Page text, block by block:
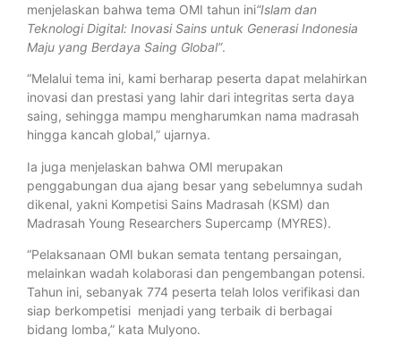
menjelaskan bahwa tema OMI tahun ini“Islam dan
Teknologi Digital: Inovasi Sains untuk Generasi Indonesia
Maju yang Berdaya Saing Global”.
“Melalui tema ini, kami berharap peserta dapat melahirkan
inovasi dan prestasi yang lahir dari integritas serta daya
saing, sehingga mampu mengharumkan nama madrasah
hingga kancah global,” ujarnya.
Ia juga menjelaskan bahwa OMI merupakan
penggabungan dua ajang besar yang sebelumnya sudah
dikenal, yakni Kompetisi Sains Madrasah (KSM) dan
Madrasah Young Researchers Supercamp (MYRES).
“Pelaksanaan OMI bukan semata tentang persaingan,
melainkan wadah kolaborasi dan pengembangan potensi.
Tahun ini, sebanyak 774 peserta telah lolos verifikasi dan
siap berkompetisi menjadi yang terbaik di berbagai
bidang lomba,” kata Mulyono.